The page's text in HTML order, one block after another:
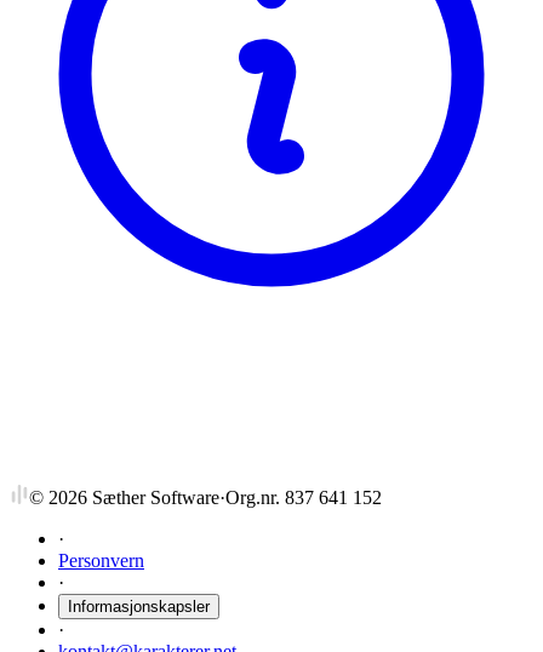
© 2026 Sæther Software·Org.nr. 837 641 152
·
Personvern
·
Informasjonskapsler
·